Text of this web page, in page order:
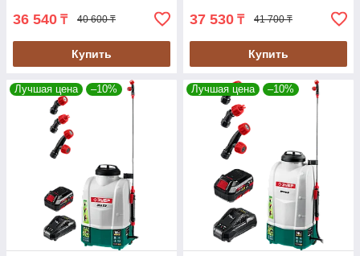
36 540 ₸ 40 600 ₸
Купить
37 530 ₸ 41 700 ₸
Купить
Лучшая цена –10% Лучшая цена –10%